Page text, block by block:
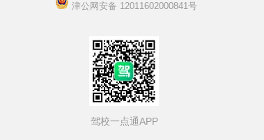
津公网安备 12011602000841号
驾校一点通APP